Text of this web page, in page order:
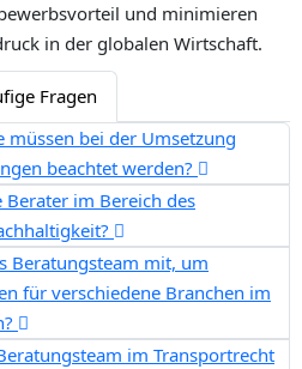
und minimieren
in der globalen Wirtschaft.
Fragen
müssen bei der Umsetzung
beachtet werden?
im Bereich des
Beratungsteam mit, um
für verschiedene Branchen im
im Transportrecht